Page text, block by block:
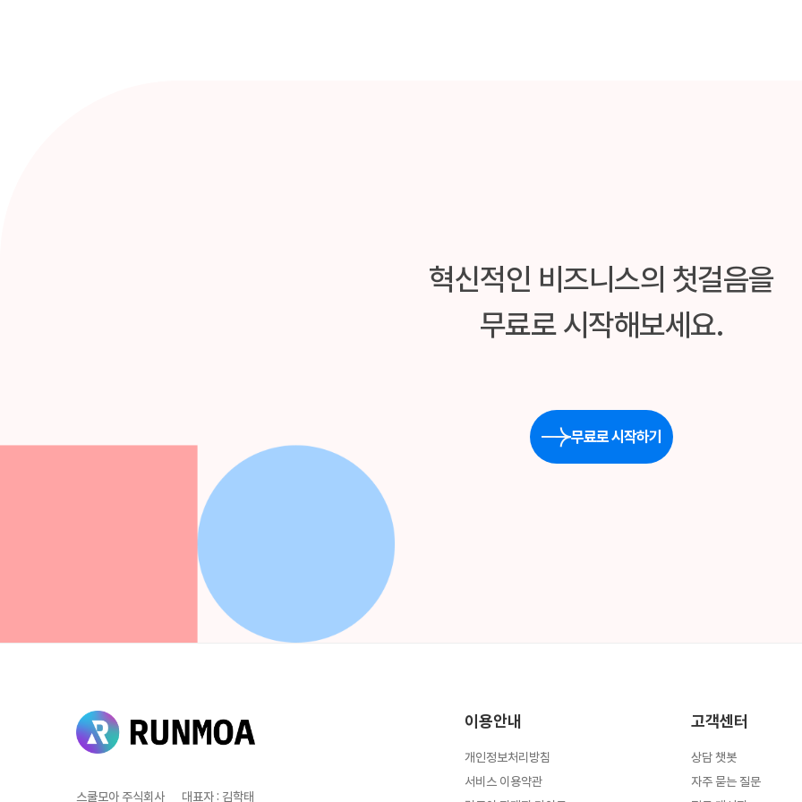
혁신적인 비즈니스의 첫걸음을
무료로 시작해보세요.
무료로 시작하기
스쿨모아 주식회사 대표자: 김학태
이용안내
개인정보처리방침
서비스 이용약관
고객센터
상담 챗봇
자주 묻는 질문